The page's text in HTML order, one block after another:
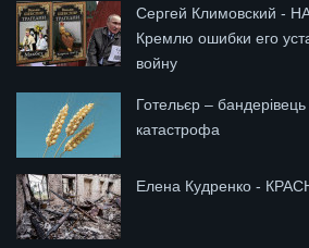
Сергей Климовский -
Кремлю ошибки его
войну
Готельєр –
катастрофа
Елена Кудренко -